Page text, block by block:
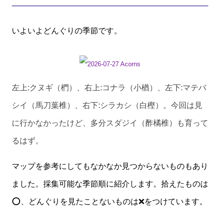
いよいよどんぐりの季節です。
左上:クヌギ（椚）、右上:コナラ（小楢）、左下:マテバ
シイ（馬刀葉椎）、右下:シラカシ（白樫）。今回は見
に行かなかったけど、多分スダジイ（酢橘椎）も育って
るはず。
マップを参考にしてもなかなか見つからないものもあり
ました。採集可能な季節順に紹介します。拾えたものは
⭕️、どんぐりを見たことないものは❌をつけています。